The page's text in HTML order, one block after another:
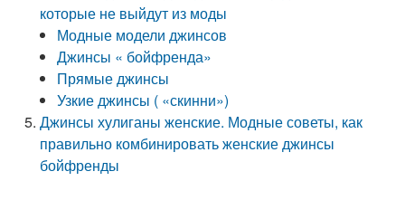
которые не выйдут из моды
Модные модели джинсов
Джинсы « бойфренда»
Прямые джинсы
Узкие джинсы ( «скинни»)
Джинсы хулиганы женские. Модные советы, как
правильно комбинировать женские джинсы
бойфренды